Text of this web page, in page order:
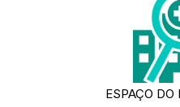
ESPAÇO